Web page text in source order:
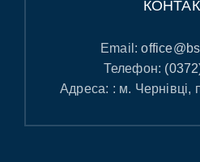
Email:
Телефон:
Адреса: : м. Чернівці,